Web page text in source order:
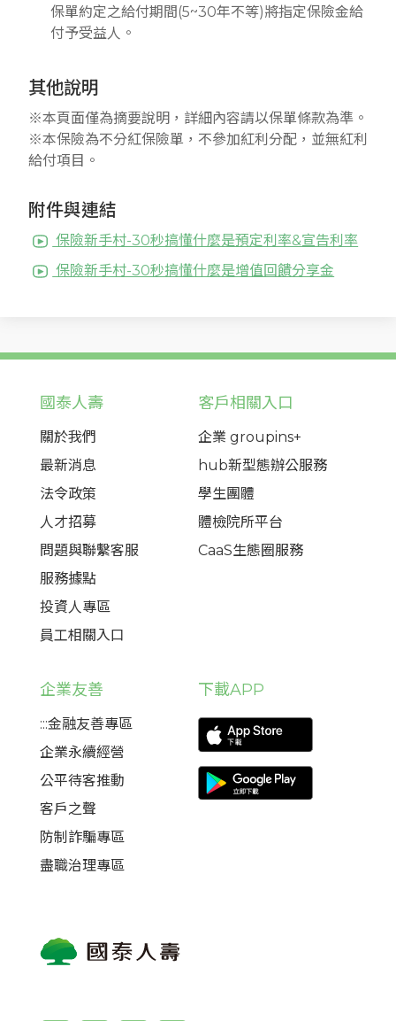
保單約定之給付期間(5~30年不等)將指定保險金給
付予受益人。
其他說明
※本頁面僅為摘要說明，詳細內容請以保單條款為準。
※本保險為不分紅保險單，不參加紅利分配，並無紅利
給付項目。
附件與連結
保險新手村-30秒搞懂什麼是預定利率&宣告利率
保險新手村-30秒搞懂什麼是增值回饋分享金
國泰人壽
關於我們
最新消息
法令政策
人才招募
問題與聯繫客服
服務據點
投資人專區
員工相關入口
客戶相關入口
企業 groupins+
hub新型態辦公服務
學生團體
體檢院所平台
CaaS生態圈服務
企業友善
:::金融友善專區
企業永續經營
公平待客推動
客戶之聲
防制詐騙專區
盡職治理專區
下載APP